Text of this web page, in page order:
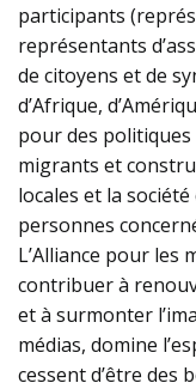
participants
représentants
de citoyens et de
d’Afrique,
pour des politiques
migrants et
locales et la
personnes
L’Alliance pour les
contribuer à
et à surmonter
médias, domine
cessent d’être des